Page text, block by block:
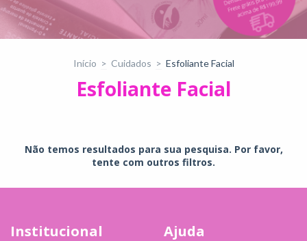
Início > Cuidados > Esfoliante Facial
Esfoliante Facial
Não temos resultados para sua pesquisa. Por favor,
tente com outros filtros.
Institucional Ajuda